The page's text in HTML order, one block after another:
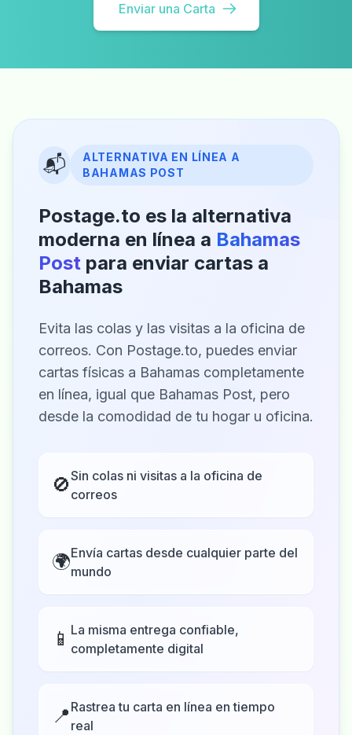
Enviar una Carta
📬
ALTERNATIVA EN LÍNEA A
BAHAMAS POST
Postage.to es la alternativa
moderna en línea a Bahamas
Post para enviar cartas a
Bahamas
Evita las colas y las visitas a la oficina de
correos. Con Postage.to, puedes enviar
cartas físicas a Bahamas completamente
en línea, igual que Bahamas Post, pero
desde la comodidad de tu hogar u oficina.
🚫Sin colas ni visitas a la oficina de
correos
🌍Envía cartas desde cualquier parte del
mundo
📱 La misma entrega confiable,
completamente digital
📍 Rastrea tu carta en línea en tiempo
real